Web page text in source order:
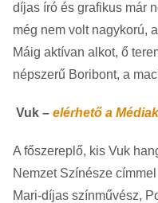
díjas író és grafikus már
még nem volt nagykorú,
Máig aktívan alkot, ő
népszerű Boribont, a
Vuk – elérhető a
A főszereplő, kis Vuk
Nemzet Színésze
Mari-díjas színművész,